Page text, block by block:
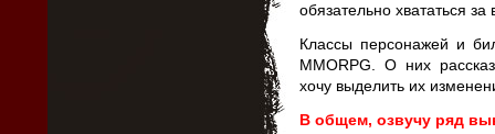
обязательно хвататься
Классы персонажей и
MMORPG. О них
хочу выделить их
В общем, озвучу ряд